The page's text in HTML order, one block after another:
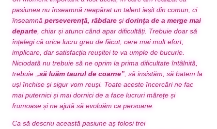
pasiunea nu înseamnă neapărat un talent ieșit din comun, ci
înseamnă perseverență, răbdare șidorința de a merge mai
departe , chiar și atunci când apar dificultăți. Trebuie doar să
înțelegi că orice lucru greu de făcut, cere mai mult efort,
implicare, dar satisfacția reușitei te va umple de bucurie.
Niciodată nu trebuie să ne oprim la prima dificultate întâlnită,
trebuie , ,să luăm taurul de coarne” , să insistăm, să batem la
uși închise și sigur vom reuși. Toate aceste încercări ne fac
mai puternici și mai dornici de a face lucruri mărețe și
frumoase și ne ajută să evoluăm ca persoane.
Ca să descriu această pasiune aș folosi trei